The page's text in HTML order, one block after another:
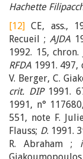
Hachette
[12] CE, ass.,
Recueil ;AJDA
1992. 15, chron.
RFDA 1991. 497,
V. Berger, C.
crit. DIP1991.
1991, n° 117680,
551, note F.
Flauss; D. 1991.
R. Abraham ;